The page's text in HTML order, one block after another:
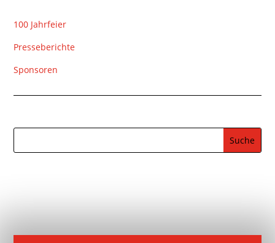
100 Jahrfeier
Presseberichte
Sponsoren